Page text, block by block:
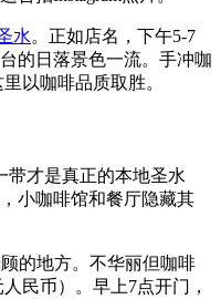
水。正如店名，下午5-7
的日落景色一流。手冲咖
以咖啡品质取胜。
带才是真正的本地圣水
小咖啡馆和餐厅隐藏其
的地方。不华丽但咖啡
民币）。早上7点开门，